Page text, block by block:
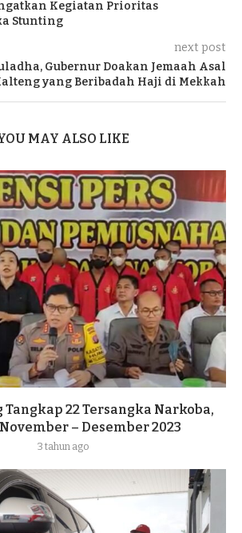
Kegiatan Prioritas
Stunting
next post
Gubernur Doakan Jemaah Asal
yang Beribadah Haji di Mekkah
MAY ALSO LIKE
Tangkap 22 Tersangka Narkoba,
– Desember 2023
3 tahun ago